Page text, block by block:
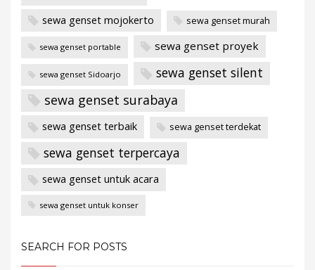
sewa genset mojokerto sewa genset murah
sewa genset portable sewa genset proyek
sewa genset Sidoarjo
sewa genset silent
sewa genset surabaya
sewa genset terbaik sewa genset terdekat
sewa genset terpercaya
sewa genset untuk acara
sewa genset untuk konser
SEARCH FOR POSTS